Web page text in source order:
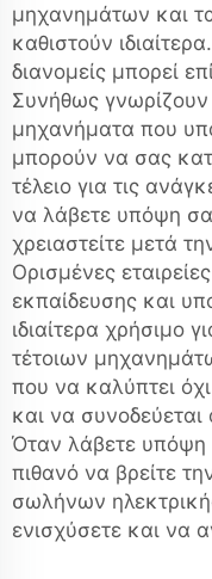
μηχανημάτων και
καθιστούν
διανομείς μπορεί
Συνήθως γνωρίζουν
μηχανήματα που
μπορούν να σας
τέλειο για τις
να λάβετε υπόψη
χρειαστείτε μετά
Ορισμένες
εκπαίδευσης και
ιδιαίτερα χρήσιμο
τέτοιων
που να καλύπτει
και να
Όταν λάβετε υπόψη
πιθανό να βρείτε
σωλήνων
ενισχύσετε και να